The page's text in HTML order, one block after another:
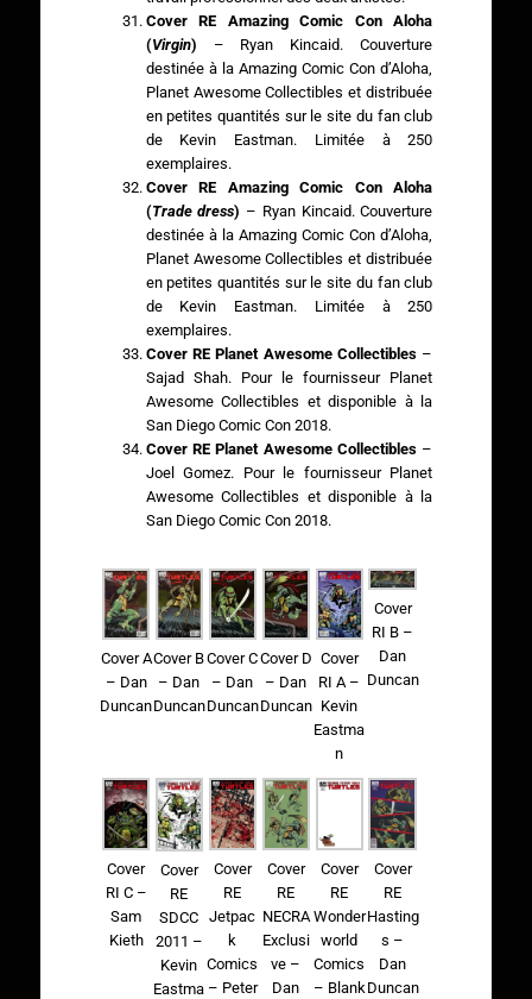
Cover RE Amazing Comic Con Aloha
(Virgin) – Ryan Kincaid. Couverture
destinée à la Amazing Comic Con d’Aloha,
Planet Awesome Collectibles et distribuée
en petites quantités sur le site du fan club
de Kevin Eastman. Limitée à 250
exemplaires.
Cover RE Amazing Comic Con Aloha
(Trade dress) – Ryan Kincaid. Couverture
destinée à la Amazing Comic Con d’Aloha,
Planet Awesome Collectibles et distribuée
en petites quantités sur le site du fan club
de Kevin Eastman. Limitée à 250
exemplaires.
Cover RE Planet Awesome Collectibles –
Sajad Shah. Pour le fournisseur Planet
Awesome Collectibles et disponible à la
San Diego Comic Con 2018.
Cover RE Planet Awesome Collectibles –
Joel Gomez. Pour le fournisseur Planet
Awesome Collectibles et disponible à la
San Diego Comic Con 2018.
Cover A
– Dan
Duncan
Cover B
– Dan
Duncan
Cover C
– Dan
Duncan
Cover D
– Dan
Duncan
Cover
RI A –
Kevin
Eastma
n
Cover
RI B –
Dan
Duncan
Cover
RI C –
Sam
Kieth
Cover
RE
SDCC
2011 –
Kevin
Eastma
Cover
RE
Jetpac
k
Comics
– Peter
Cover
RE
NECRA
Exclusi
ve –
Dan
Cover
RE
Wonder
world
Comics
– Blank
Cover
RE
Hasting
s –
Dan
Duncan